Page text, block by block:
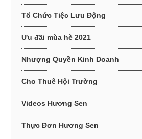
Tổ Chức Tiệc Lưu Động
Ưu đãi mùa hè 2021
Nhượng Quyền Kinh Doanh
Cho Thuê Hội Trường
Videos Hương Sen
Thực Đơn Hương Sen